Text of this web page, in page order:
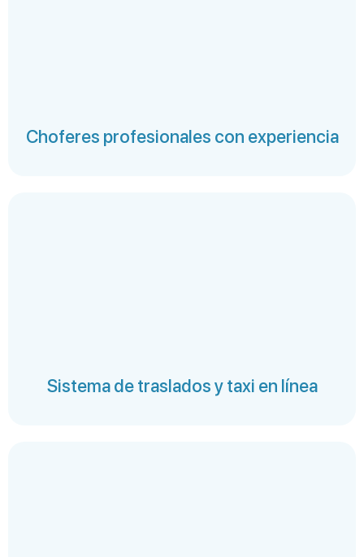
Choferes profesionales con experiencia
Sistema de traslados y taxi en línea